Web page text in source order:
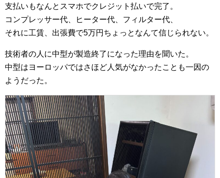
支払いもなんとスマホでクレジット払いで完了。
コンプレッサー代、ヒーター代、フィルター代、
それに工賃、出張費で5万円ちょっとなんて信じられない。
技術者の人に中型が製造終了になった理由を聞いた。
中型はヨーロッパではさほど人気がなかったことも一因の
ようだった。